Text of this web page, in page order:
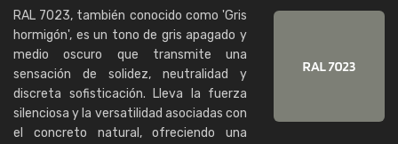
RAL 7023, también conocido como 'Gris
hormigón', es un tono de gris apagado y
medio oscuro que transmite una
sensación de solidez, neutralidad y
discreta sofisticación. Lleva la fuerza
silenciosa y la versatilidad asociadas con
el concreto natural, ofreciendo una